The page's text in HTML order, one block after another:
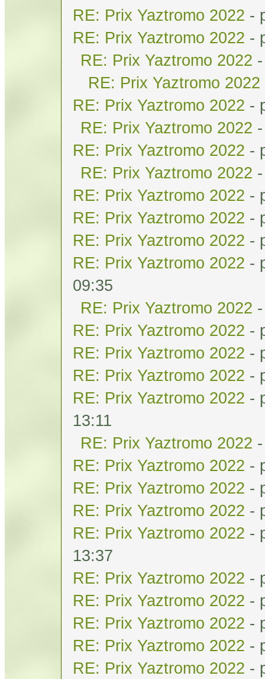
RE: Prix Yaztromo 2022 -
RE: Prix Yaztromo 2022 -
RE: Prix Yaztromo 2022
RE: Prix Yaztromo 2022
RE: Prix Yaztromo 2022 -
RE: Prix Yaztromo 2022
RE: Prix Yaztromo 2022 -
RE: Prix Yaztromo 2022
RE: Prix Yaztromo 2022 -
RE: Prix Yaztromo 2022 -
RE: Prix Yaztromo 2022 -
RE: Prix Yaztromo 2022 -
09:35
RE: Prix Yaztromo 2022
RE: Prix Yaztromo 2022 -
RE: Prix Yaztromo 2022 -
RE: Prix Yaztromo 2022 -
RE: Prix Yaztromo 2022 -
13:11
RE: Prix Yaztromo 2022
RE: Prix Yaztromo 2022 -
RE: Prix Yaztromo 2022 -
RE: Prix Yaztromo 2022 -
RE: Prix Yaztromo 2022 -
13:37
RE: Prix Yaztromo 2022 -
RE: Prix Yaztromo 2022 -
RE: Prix Yaztromo 2022 -
RE: Prix Yaztromo 2022 -
RE: Prix Yaztromo 2022 -